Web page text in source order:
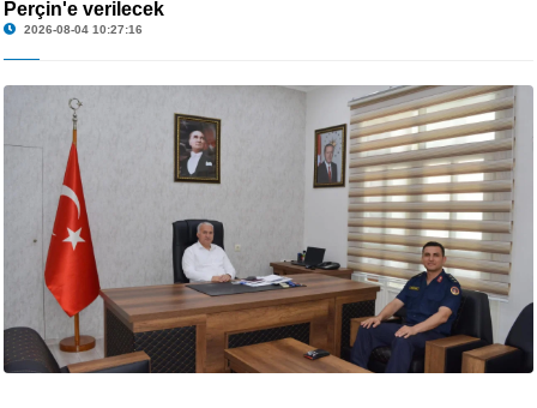
Perçin'e verilecek
2026-08-04 10:27:16